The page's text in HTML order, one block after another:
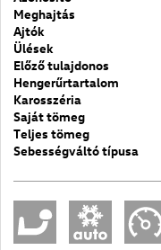
Meghajtás
Ajtók
Ülések
Előző tulajdonos
Hengerűrtartalom
Karosszéria
Saját tömeg
Teljes tömeg
Sebességváltó típusa